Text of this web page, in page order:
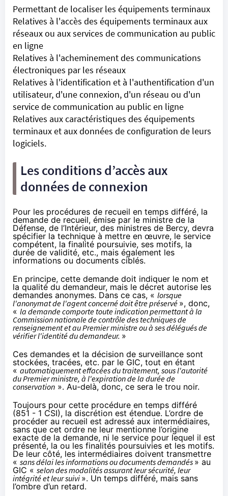
Permettant de localiser les équipements terminaux
Relatives à l'accès des équipements terminaux aux
réseaux ou aux services de communication au public
en ligne
Relatives à l'acheminement des communications
électroniques par les réseaux
Relatives à l'identification et à l'authentification d'un
utilisateur, d'une connexion, d'un réseau ou d'un
service de communication au public en ligne
Relatives aux caractéristiques des équipements
terminaux et aux données de configuration de leurs
logiciels.
Les conditions d’accès aux
données de connexion
Pour les procédures de recueil en temps différé, la
demande de recueil, émise par le ministre de la
Défense, de l’Intérieur, des ministres de Bercy, devra
spécifier la technique à mettre en œuvre, le service
compétent, la finalité poursuivie, ses motifs, la
durée de validité, etc., mais également les
informations ou documents ciblés.
En principe, cette demande doit indiquer le nom et
la qualité du demandeur, mais le décret autorise les
demandes anonymes. Dans ce cas, « lorsque
l'anonymat de l'agent concerné doit être préservé », donc,
« la demande comporte toute indication permettant à la
Commission nationale de contrôle des techniques de
renseignement et au Premier ministre ou à ses délégués de
vérifier l'identité du demandeur. »
Ces demandes et la décision de surveillance sont
stockées, tracées, etc. par le GIC, tout en étant
« automatiquement effacées du traitement, sous l'autorité
du Premier ministre, à l'expiration de la durée de
conservation ». Au-delà, donc, ce sera le trou noir.
Toujours pour cette procédure en temps différé
(851 - 1 CSI), la discrétion est étendue. L’ordre de
procéder au recueil est adressé aux intermédiaires,
sans que cet ordre ne leur mentionne l’origine
exacte de la demande, ni le service pour lequel il est
présenté, la ou les finalités poursuivies et les motifs.
De leur côté, les intermédiaires doivent transmettre
« sans délai les informations ou documents demandés » au
GIC « selon des modalités assurant leur sécurité, leur
intégrité et leur suivi ». Un temps différé, mais sans
l’ombre d’un retard.